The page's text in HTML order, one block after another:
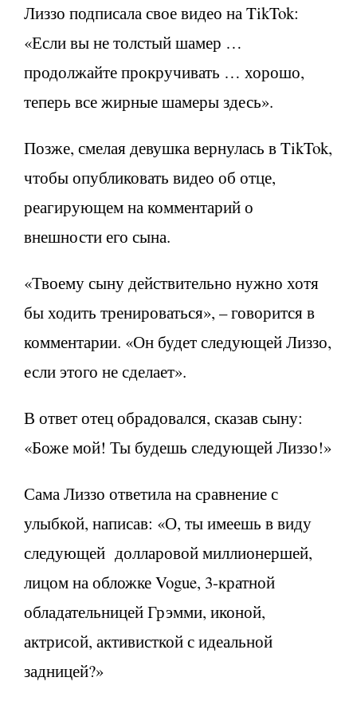
Лиззо подписала свое видео на TikTok:
«Если вы не толстый шамер …
продолжайте прокручивать … хорошо,
теперь все жирные шамеры здесь».
Позже, смелая девушка вернулась в TikTok,
чтобы опубликовать видео об отце,
реагирующем на комментарий о
внешности его сына.
«Твоему сыну действительно нужно хотя
бы ходить тренироваться», – говорится в
комментарии. «Он будет следующей Лиззо,
если этого не сделает».
В ответ отец обрадовался, сказав сыну:
«Боже мой! Ты будешь следующей Лиззо!»
Сама Лиззо ответила на сравнение с
улыбкой, написав: «О, ты имеешь в виду
следующей долларовой миллионершей,
лицом на обложке Vogue, 3-кратной
обладательницей Грэмми, иконой,
актрисой, активисткой с идеальной
задницей?»